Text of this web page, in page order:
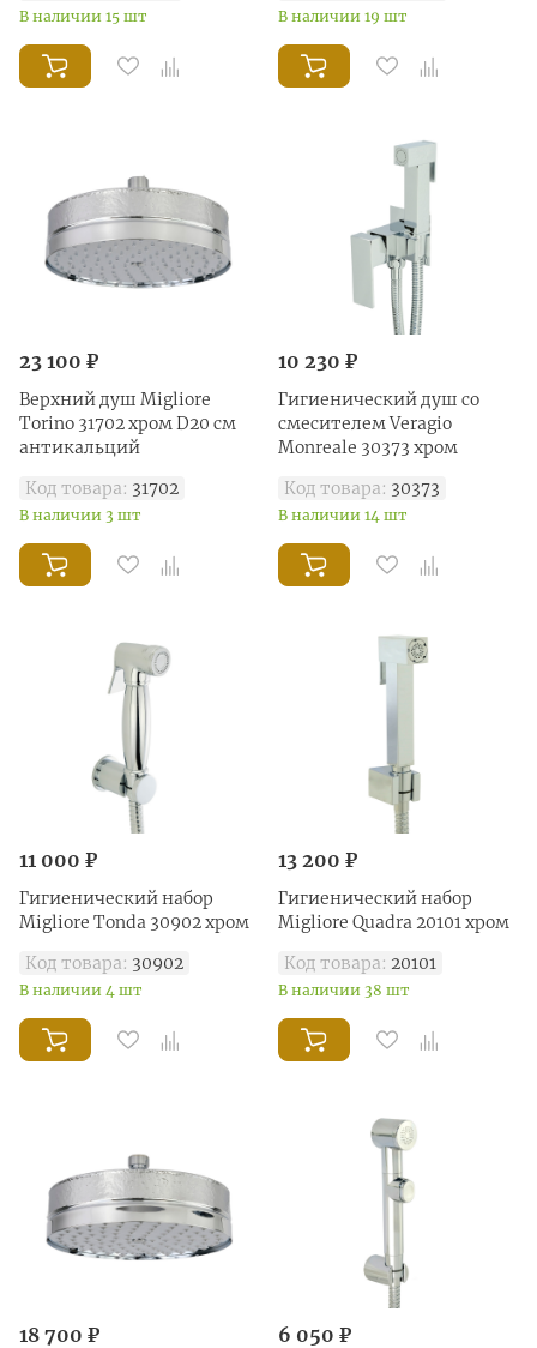
В наличии 15 шт В наличии 19 шт
23 100 ₽
Верхний душ Migliore
Torino 31702 хром D20 см
антикальций
Код товара: 31702
В наличии 3 шт
10 230 ₽
Гигиенический душ со
смесителем Veragio
Monreale 30373 хром
Код товара: 30373
В наличии 14 шт
11 000 ₽
Гигиенический набор
Migliore Tonda 30902 хром
Код товара: 30902
В наличии 4 шт
13 200 ₽
Гигиенический набор
Migliore Quadra 20101 хром
Код товара: 20101
В наличии 38 шт
18 700 ₽ 6 050 ₽